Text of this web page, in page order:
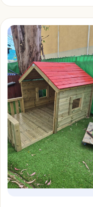
₪270.00.